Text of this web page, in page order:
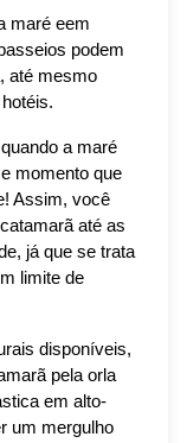
maré eem
podem
até mesmo
a maré
momento que
Assim, você
até as
já que se trata
limite de
disponíveis,
pela orla
em alto-
um mergulho